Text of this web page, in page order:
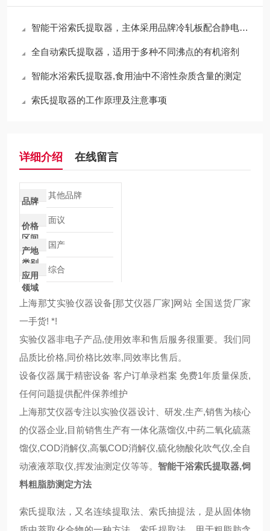
智能干浴索氏提取器，主体采用品牌冷轧板配合静电粉末涂装
全自动索氏提取器，适用于多种不同沸点的有机溶剂
智能水浴索氏提取器,食用油中不溶性杂质含量的测定
索氏提取器的工作原理及注意事项
详细介绍 在线留言
品牌
其他品牌
价格
区间
面议
产地
类别
国产
应用
领域
综合
上海那艾实验仪器设备[那艾仪器厂家]网站 全国送货厂家
一手货! *!
实验仪器非电子产品,使用效率和售后服务很重要。我们同
品质比价格,同价格比效率,同效率比售后。
设备仪器属于精密设备 客户订单录档案 免费1年质量保质,
任何问题提供配件保养维护
上海那艾仪器专注以实验仪器设计、研发,生产,销售为核心
的仪器企业,目前销售生产有一体化蒸馏仪,中药二氧化硫蒸
馏仪,COD消解仪,高氯COD消解仪,硫化物酸化吹气仪,全自
动液液萃取仪,挥发油测定仪等等。 智能干浴索氏提取器,饲
料粗脂肪测定方法
索氏提取法，又名连续提取法、索氏抽提法，是从固体物